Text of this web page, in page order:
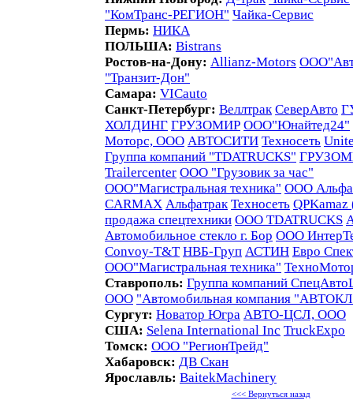
"КомТранс-РЕГИОН" Чайка-Сервис
Пермь: НИКА
ПОЛЬША: Bistrans
Ростов-на-Дону: Allianz-Motors
"Транзит-Дон"
Самара: VICauto
Санкт-Петербург: Веллтрак СеверАвто
ХОЛДИНГ ГРУЗОМИР ООО"Юнайтед24"
Моторс, ООО АВТОСИТИ Техносеть
Группа компаний "TDATRUCKS"
Trailercenter ООО "Грузовик за час"
ООО"Магистральная техника" ООО
CARMAX Альфатрак Техносеть
продажа спецтехники ООО TDATRUCKS
Автомобильное стекло г. Бор ООО
Convoy-T&T НВБ-Груп АСТИН Евро
ООО"Магистральная техника"
Ставрополь: Группа компаний
ООО "Автомобильная компания
Сургут: Новатор Югра АВТО-ЦСЛ, ООО
США: Selena International Inc TruckExpo
Томск: ООО "РегионТрейд"
Хабаровск: ДВ Скан
Ярославль: BaitekMachinery
<<< Вернуться назад